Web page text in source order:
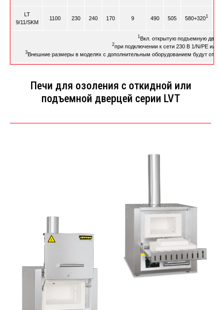
LT
9/11/SKM
1100 230 240 170 9 490 505 580+3201
1Вкл. открытую подъемную
2при подключении к сети 230 В 1/N/PE или
3 Внешние размеры в моделях с дополнительным оборудованием будут
Печи для озоления с откидной или
подъемной дверцей серии LVT